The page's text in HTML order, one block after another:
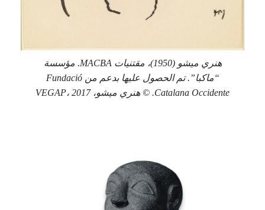
هنري ميشو (1950)، مقتنيات MACBA. مؤسسة
“ماكبا”. تم الحصول عليها بدعم من Fundació
Catalana Occidente. © هنري ميشو، VEGAP، 2017